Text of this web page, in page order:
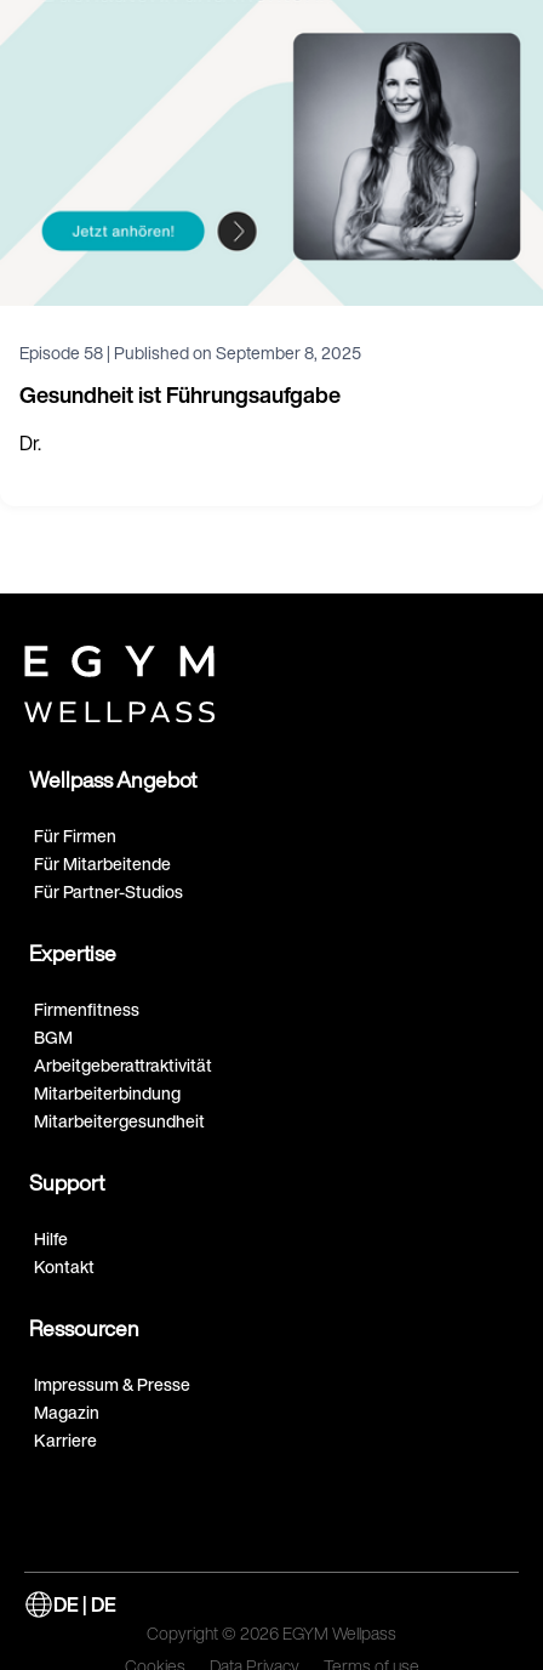
Episode58| Published onSeptember 8, 2025
Gesundheit ist Führungsaufgabe
Dr.
Wellpass Angebot
Für Firmen
Für Mitarbeitende
Für Partner-Studios
Expertise
Firmenfitness
BGM
Arbeitgeberattraktivität
Mitarbeiterbindung
Mitarbeitergesundheit
Support
Hilfe
Kontakt
Ressourcen
Impressum & Presse
Magazin
Karriere
DE | DE
Copyright © 2026 EGYM Wellpass